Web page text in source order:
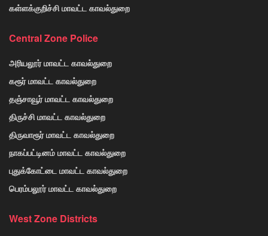
கள்ளக்குறிச்சி மாவட்ட காவல்துறை
Central Zone Police
அரியலூர் மாவட்ட காவல்துறை
கரூர் மாவட்ட காவல்துறை
தஞ்சாவூர் மாவட்ட காவல்துறை
திருச்சி மாவட்ட காவல்துறை
திருவாரூர் மாவட்ட காவல்துறை
நாகப்பட்டினம் மாவட்ட காவல்துறை
புதுக்கோட்டை மாவட்ட காவல்துறை
பெரம்பலூர் மாவட்ட காவல்துறை
West Zone Districts